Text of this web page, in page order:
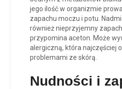
jego ilość w organizmie
zapachu moczu i potu.
również nieprzyjemny
przypomina aceton. Może
alergiczną, która najczęściej
problemami ze skórą.
Nudności i